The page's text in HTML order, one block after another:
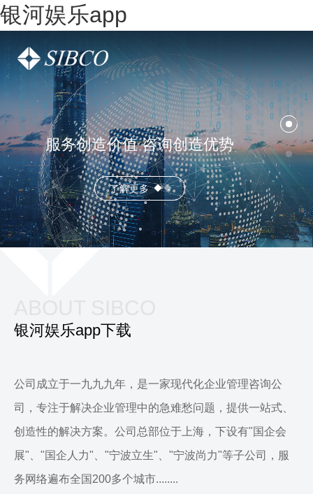
银河娱乐app
服务创造价值 咨询创造优势
了解更多
银河娱乐app下载
公司成立于一九九九年，是一家现代化企业管理咨询公
司，专注于解决企业管理中的急难愁问题，提供一站式、
创造性的解决方案。公司总部位于上海，下设有"国企会
展"、"国企人力"、"宁波立生"、"宁波尚力"等子公司，服
务网络遍布全国200多个城市........